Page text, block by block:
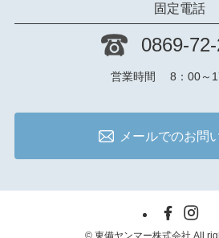
固定電話
0869-
営業時間 8：00～
メールでのお問
© 東備ヤンマー株式会社 All